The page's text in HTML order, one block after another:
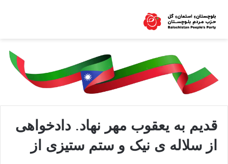
قدیم به یعقوب مهر نهاد. دادخواهی
از سلاله ی نیک و ستم ستیزی از